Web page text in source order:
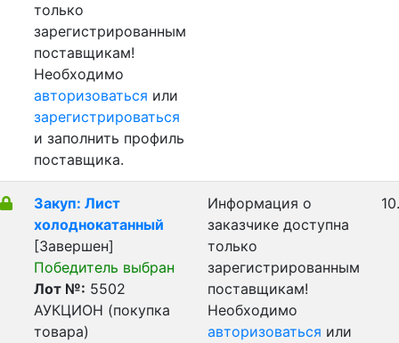
только
зарегистрированным
поставщикам!
Необходимо
авторизоваться или
зарегистрироваться
и заполнить профиль
поставщика.
Закуп: Лист
холоднокатанный
[Завершен]
Победитель выбран
Лот №: 5502
АУКЦИОН (покупка
товара)
Информация о
заказчике доступна
только
зарегистрированным
поставщикам!
Необходимо
авторизоваться или